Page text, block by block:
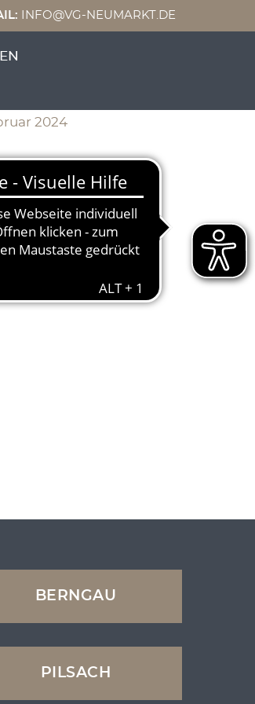
INFO@VG-NEUMARKT.DE
2024
BERNGAU
PILSACH